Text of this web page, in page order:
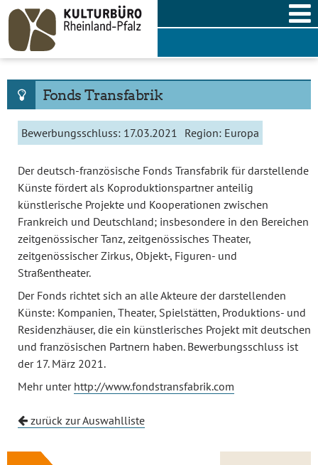
Skip
content
Fonds Transfabrik
Bewerbungsschluss: 17.03.2021 Region: Europa
Der deutsch-französische Fonds Transfabrik für darstellende
Künste fördert als Koproduktionspartner anteilig
künstlerische Projekte und Kooperationen zwischen
Frankreich und Deutschland; insbesondere in den Bereichen
zeitgenössischer Tanz, zeitgenössisches Theater,
zeitgenössischer Zirkus, Objekt-, Figuren- und
Straßentheater.
Der Fonds richtet sich an alle Akteure der darstellenden
Künste: Kompanien, Theater, Spielstätten, Produktions- und
Residenzhäuser, die ein künstlerisches Projekt mit deutschen
und französischen Partnern haben. Bewerbungsschluss ist
der 17. März 2021.
Mehr unter http://www.fondstransfabrik.com
zurück zur Auswahlliste